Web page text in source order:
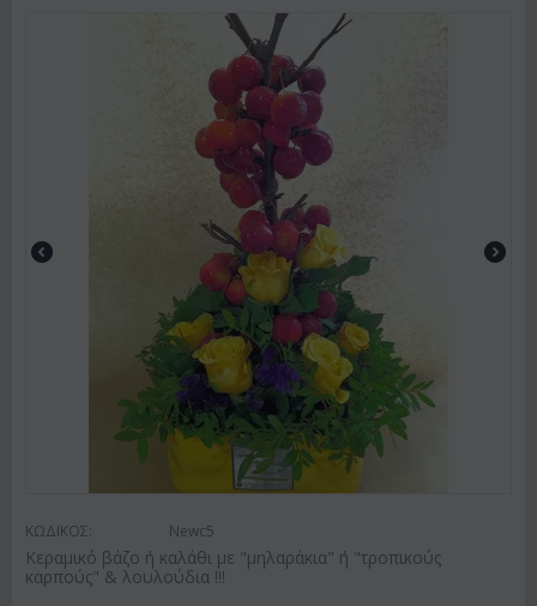
ΚΩΔΙΚΟΣ: Newc5
Κεραμικό βάζο ή καλάθι με "μηλαράκια" ή "τροπικούς
καρπούς" & λουλούδια !!!